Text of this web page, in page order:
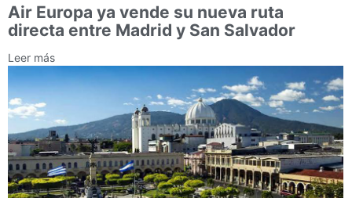
Air Europa ya vende su nueva ruta
directa entre Madrid y San Salvador
Leer más